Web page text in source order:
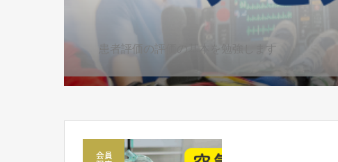
患者評価の評価の基本を勉強します